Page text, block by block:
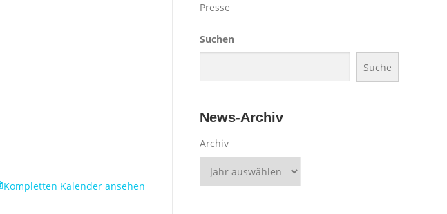
Kompletten Kalender ansehen
Presse
Suchen
Suche
News-Archiv
Archiv